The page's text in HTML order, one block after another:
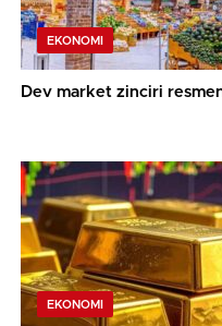
EKONOMI
Dev market zinciri resmen
EKONOMI